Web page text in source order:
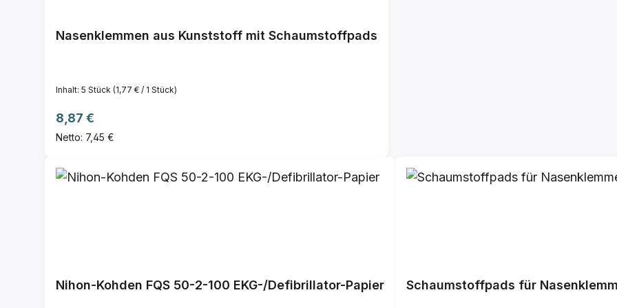
Nasenklemmen aus Kunststoff mit Schaumstoffpads
Inhalt: 5 Stück (1,77 € / 1 Stück)
Regulärer Preis:
8,87 €
Netto: 7,45 €
Nihon-Kohden FQS 50-2-100 EKG-/Defibrillator-Papier Schaumstoffpads für